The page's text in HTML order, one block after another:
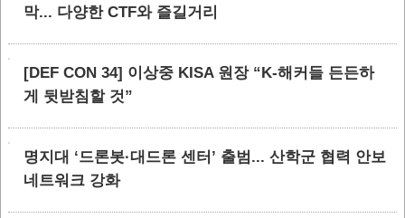
막... 다양한 CTF와 즐길거리
[DEF CON 34] 이상중 KISA 원장 “K-해커들 든든하
게 뒷받침할 것”
명지대 ‘드론봇·대드론 센터’ 출범... 산학군 협력 안보
네트워크 강화